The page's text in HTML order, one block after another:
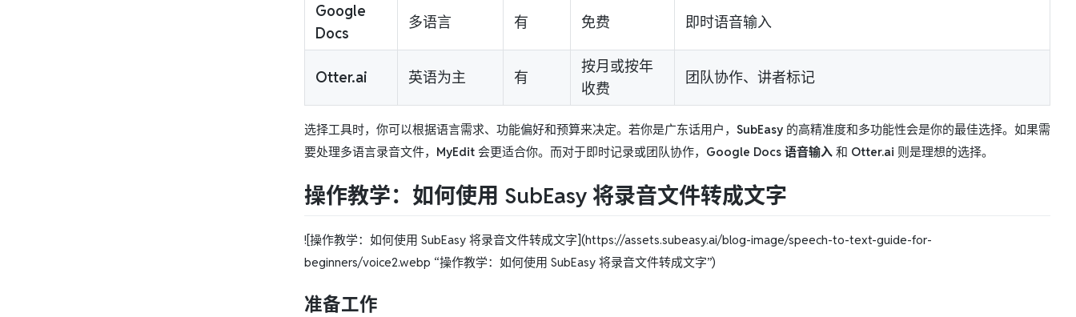
Google
Docs
多语言 有 免费 即时语音输入
Otter.ai 英语为主 有
按月或按年
收费
团队协作、讲者标记
选择工具时，你可以根据语言需求、功能偏好和预算来决定。若你是广东话用户， SubEasy 的高精准度和多功能性会是你的最佳选择。如果需
要处理多语言录音文件， MyEdit 会更适合你。而对于即时记录或团队协作， Google Docs 语音输入 和 Otter.ai 则是理想的选择。
操作教学：如何使用 SubEasy 将录音文件转成文字
![操作教学：如何使用 SubEasy 将录音文件转成文字](https://assets.subeasy.ai/blog-image/speech-to-text-guide-for-
beginners/voice2.webp “操作教学：如何使用 SubEasy 将录音文件转成文字”)
准备工作